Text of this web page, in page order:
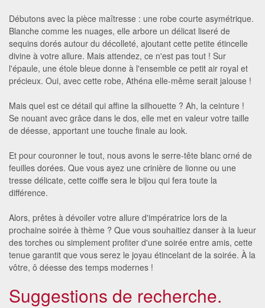
Débutons avec la pièce maîtresse : une robe courte asymétrique.
Blanche comme les nuages, elle arbore un délicat liseré de
sequins dorés autour du décolleté, ajoutant cette petite étincelle
divine à votre allure. Mais attendez, ce n'est pas tout ! Sur
l'épaule, une étole bleue donne à l'ensemble ce petit air royal et
précieux. Oui, avec cette robe, Athéna elle-même serait jalouse !
Mais quel est ce détail qui affine la silhouette ? Ah, la ceinture !
Se nouant avec grâce dans le dos, elle met en valeur votre taille
de déesse, apportant une touche finale au look.
Et pour couronner le tout, nous avons le serre-tête blanc orné de
feuilles dorées. Que vous ayez une crinière de lionne ou une
tresse délicate, cette coiffe sera le bijou qui fera toute la
différence.
Alors, prêtes à dévoiler votre allure d'impératrice lors de la
prochaine soirée à thème ? Que vous souhaitiez danser à la lueur
des torches ou simplement profiter d'une soirée entre amis, cette
tenue garantit que vous serez le joyau étincelant de la soirée. À la
vôtre, ô déesse des temps modernes !
Suggestions de recherche.